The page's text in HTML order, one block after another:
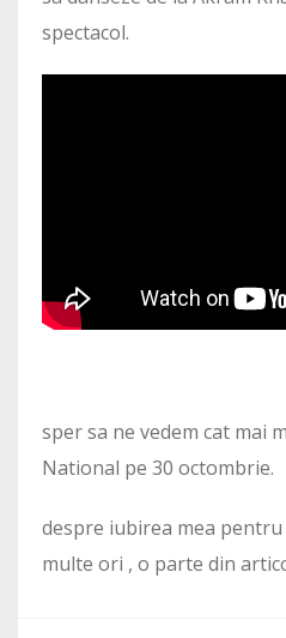
spectacol.
sper sa ne vedem cat mai
National pe 30 octombrie.
despre iubirea mea pentru
multe ori , o parte din